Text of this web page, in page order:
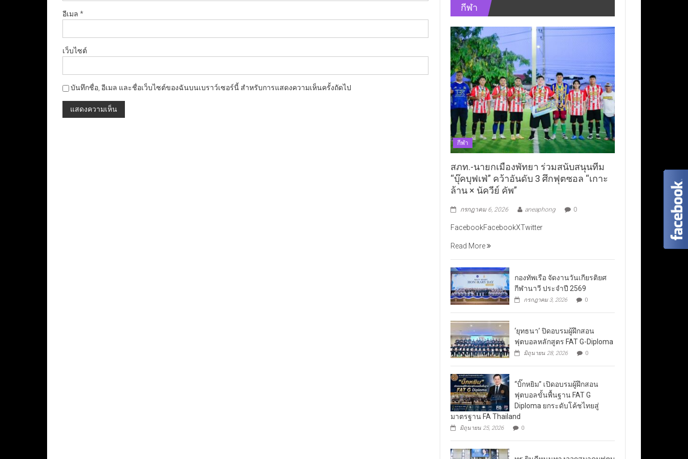
อีเมล *
เว็บไซต์
บันทึกชื่อ, อีเมล และชื่อเว็บไซต์ของฉันบนเบราว์เซอร์นี้ สำหรับการแสดงความเห็นครั้งถัดไป
กีฬา
กีฬา
สภท.-นายกเมืองพัทยา ร่วมสนับสนุนทีม
“บุ๊คบุฟเฟ่” คว้าอันดับ 3 ศึกฟุตซอล “เกาะ
ล้าน × นัควีย์ คัพ”
กรกฎาคม 6, 2026 aneaphong 0
FacebookFacebookXTwitter
Read More
กองทัพเรือ จัดงานวันเกียรติยศ
กีฬานาวี ประจำปี 2569
กรกฎาคม 3, 2026 0
‘ยุทธนา’ ปิดอบรมผู้ฝึกสอน
ฟุตบอลหลักสูตร FAT G-Diploma
มิถุนายน 28, 2026 0
“บิ๊กหยิม” เปิดอบรมผู้ฝึกสอน
ฟุตบอลขั้นพื้นฐาน FAT G
Diploma ยกระดับโค้ชไทยสู่
มาตรฐาน FA Thailand
มิถุนายน 25, 2026 0